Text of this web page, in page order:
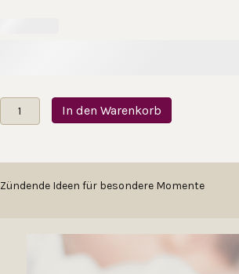
Taufkerzenset
Efeuranke
In den Warenkorb
Zündende Ideen für besondere Momente